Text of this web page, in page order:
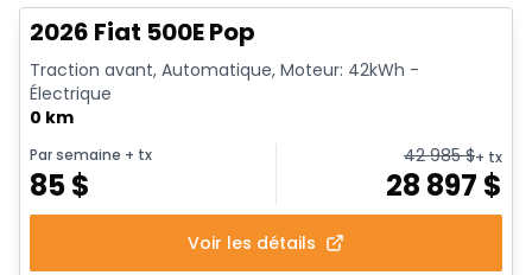
2026 Fiat 500E Pop
Traction avant, Automatique, Moteur: 42kWh -
Électrique
0 km
Par semaine + tx
85$
42 985$+ tx
28 897 $
Voir les détails